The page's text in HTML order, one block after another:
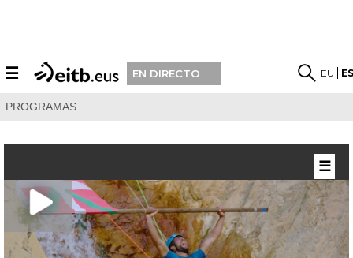
☰ EN DIRECTO EU
PROGRAMAS
☰